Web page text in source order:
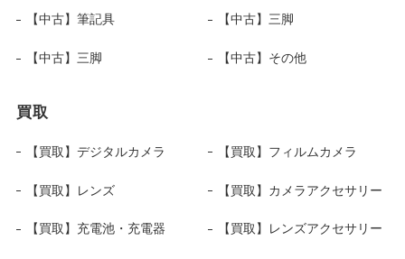
【中古】筆記具 【中古】三脚
【中古】三脚 【中古】その他
買取
【買取】デジタルカメラ 【買取】フィルムカメラ
【買取】レンズ 【買取】カメラアクセサリー
【買取】充電池・充電器 【買取】レンズアクセサリー